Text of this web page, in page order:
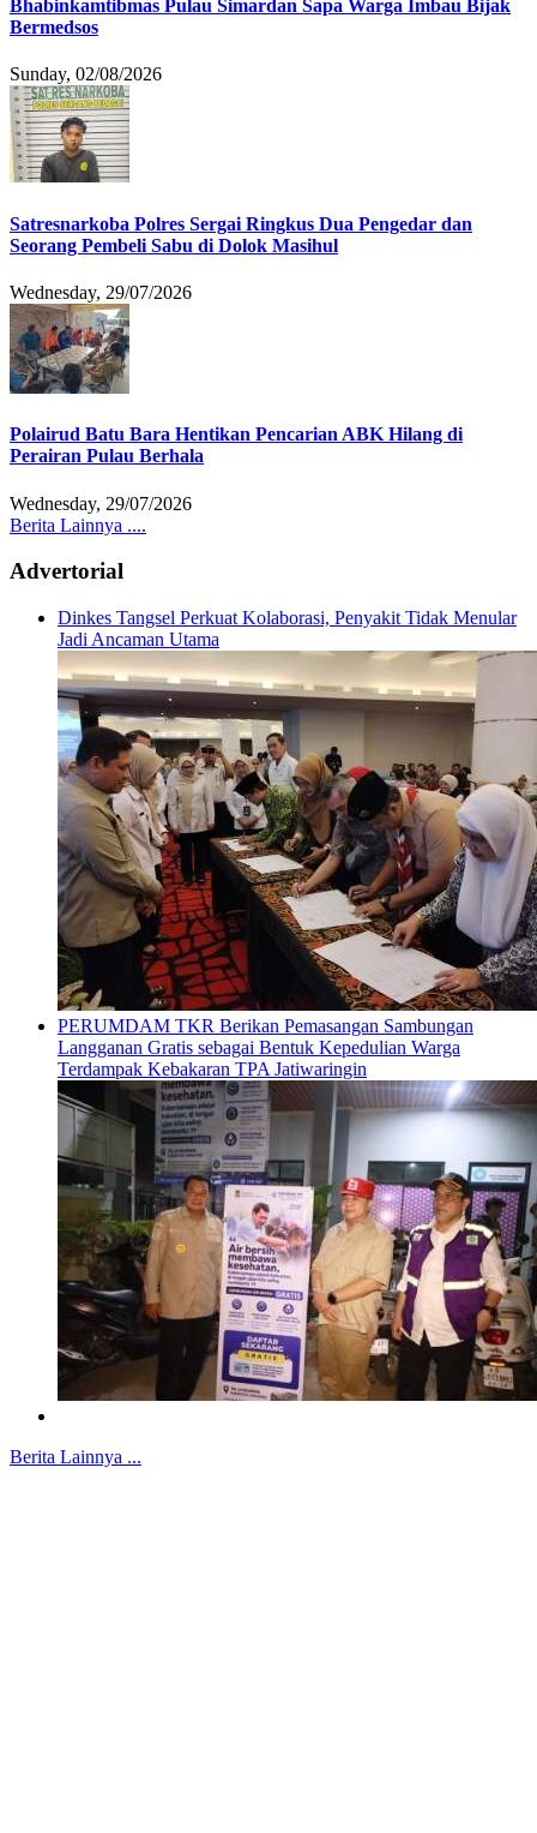
Bhabinkamtibmas Pulau Simardan Sapa Warga Imbau Bijak
Bermedsos
Sunday, 02/08/2026
Satresnarkoba Polres Sergai Ringkus Dua Pengedar dan
Seorang Pembeli Sabu di Dolok Masihul
Wednesday, 29/07/2026
Polairud Batu Bara Hentikan Pencarian ABK Hilang di
Perairan Pulau Berhala
Wednesday, 29/07/2026
Berita Lainnya ....
Advertorial
Dinkes Tangsel Perkuat Kolaborasi, Penyakit Tidak Menular
Jadi Ancaman Utama
PERUMDAM TKR Berikan Pemasangan Sambungan
Langganan Gratis sebagai Bentuk Kepedulian Warga
Terdampak Kebakaran TPA Jatiwaringin
Berita Lainnya ...